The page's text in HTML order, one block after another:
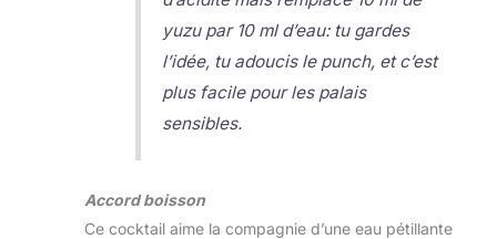
yuzu par 10 ml d’eau: tu gardes
l’idée, tu adoucis le punch, et c’est
plus facile pour les palais
sensibles.
Accord boisson
Ce cocktail aime la compagnie d’une eau pétillante